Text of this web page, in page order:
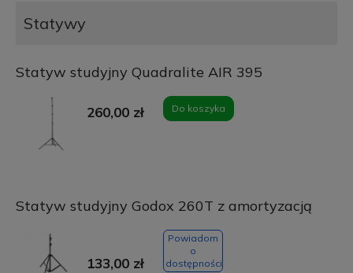
Statywy
Statyw studyjny Quadralite AIR 395
260,00 zł Do koszyka
Statyw studyjny Godox 260T z amortyzacją
133,00 zł
Powiadom
o
dostępności